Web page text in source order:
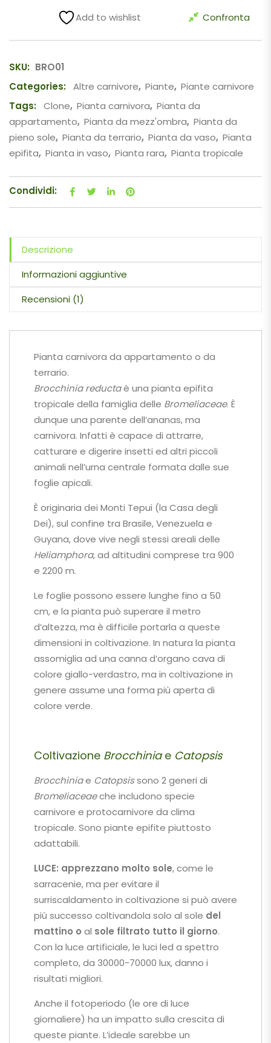
Add to wishlist Confronta
SKU: BRO01
Categories: Altre carnivore, Piante, Piante carnivore
Tags: Clone, Pianta carnivora, Pianta da
appartamento, Pianta da mezz'ombra, Pianta da
pieno sole, Pianta da terrario, Pianta da vaso, Pianta
epifita, Pianta in vaso, Pianta rara, Pianta tropicale
Condividi:
Descrizione
Informazioni aggiuntive
Recensioni (1)
Pianta carnivora da appartamento o da
terrario.
Brocchinia reductaè una pianta epifita
tropicale della famiglia delle Bromeliaceae. È
dunque una parente dell’ananas, ma
carnivora. Infatti è capace di attrarre,
catturare e digerire insetti ed altri piccoli
animali nell’urna centrale formata dalle sue
foglie apicali.
È originaria dei Monti Tepui (la Casa degli
Dei), sul confine tra Brasile, Venezuela e
Guyana, dove vive negli stessi areali delle
Heliamphora, ad altitudini comprese tra 900
e 2200 m.
Le foglie possono essere lunghe fino a 50
cm, e la pianta può superare il metro
d’altezza, ma è difficile portarla a queste
dimensioni in coltivazione. In natura la pianta
assomiglia ad una canna d’organo cava di
colore giallo-verdastro, ma in coltivazione in
genere assume una forma più aperta di
colore verde.
Coltivazione Brocchiniae Catopsis
Brocchiniae Catopsissono 2 generi di
Bromeliaceaeche includono specie
carnivore e protocarnivore da clima
tropicale. Sono piante epifite piuttosto
adattabili.
LUCE: apprezzano molto sole, come le
sarracenie, ma per evitare il
surriscaldamento in coltivazione si può avere
più successo coltivandola solo al sole del
mattino o al sole filtrato tutto il giorno.
Con la luce artificiale, le luci led a spettro
completo, da 30000-70000 lux, danno i
risultati migliori.
Anche il fotoperiodo (le ore di luce
giornaliere) ha un impatto sulla crescita di
queste piante. L’ideale sarebbe un